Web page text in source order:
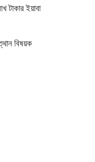
টাকার ইয়াবা
বিষয়ক